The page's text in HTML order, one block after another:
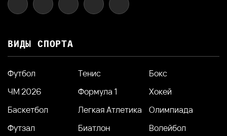
ВИДЫ СПОРТА
Футбол Тенис
Бокс
ЧМ 2026
Формула 1
Хокей
Баскетбол
Легкая Атлетика
Олимпиада
Футзал
Биатлон
Волейбол